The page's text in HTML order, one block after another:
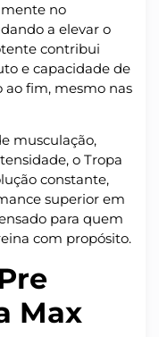
no
a elevar o
contribui
e capacidade de
fim, mesmo nas
musculação,
o Tropa
constante,
superior em
para quem
com propósito.
Max